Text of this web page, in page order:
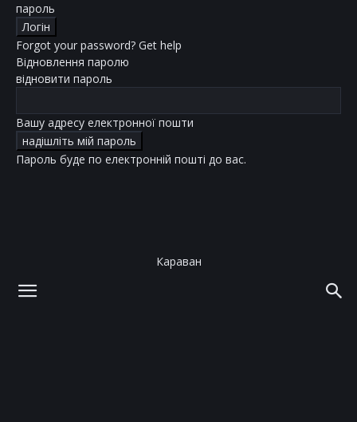
пароль
Forgot your password? Get help
Відновлення паролю
відновити пароль
Вашу адресу електронної пошти
Пароль буде по електронній пошті до вас.
Караван